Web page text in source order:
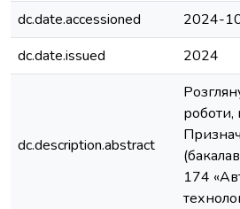
dc.date.accessioned
2024-
dc.date.issued
2024
dc.description.abstract
роботи,
174